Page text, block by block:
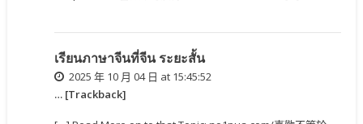
เรียนภาษาจีนที่จีน ระยะสั้น
2025 年 10 月 04 日 at 15:45:52
… [Trackback]